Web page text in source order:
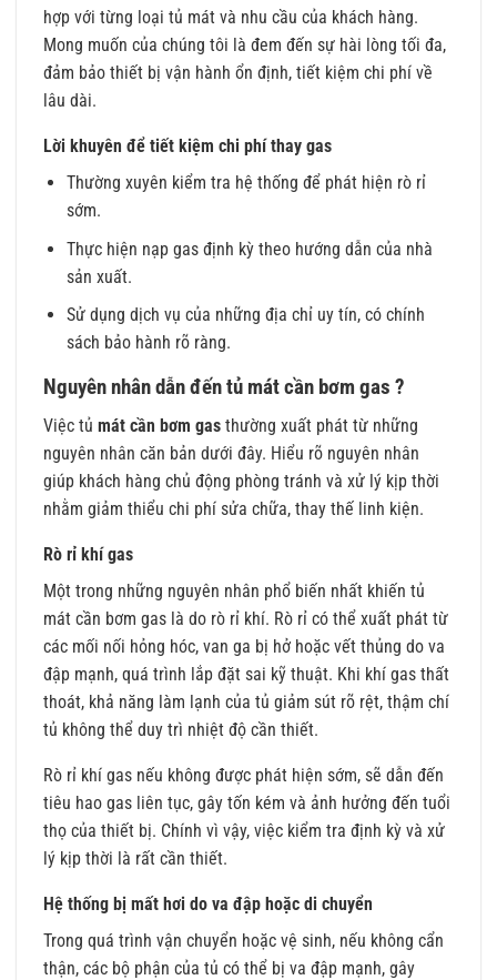
hợp với từng loại tủ mát và nhu cầu của khách hàng.
Mong muốn của chúng tôi là đem đến sự hài lòng tối đa,
đảm bảo thiết bị vận hành ổn định, tiết kiệm chi phí về
lâu dài.
Lời khuyên để tiết kiệm chi phí thay gas
Thường xuyên kiểm tra hệ thống để phát hiện rò rỉ
sớm.
Thực hiện nạp gas định kỳ theo hướng dẫn của nhà
sản xuất.
Sử dụng dịch vụ của những địa chỉ uy tín, có chính
sách bảo hành rõ ràng.
Nguyên nhân dẫn đến tủ mát cần bơm gas ?
Việc tủ mát cần bơm gas thường xuất phát từ những
nguyên nhân căn bản dưới đây. Hiểu rõ nguyên nhân
giúp khách hàng chủ động phòng tránh và xử lý kịp thời
nhằm giảm thiểu chi phí sửa chữa, thay thế linh kiện.
Rò rỉ khí gas
Một trong những nguyên nhân phổ biến nhất khiến tủ
mát cần bơm gas là do rò rỉ khí. Rò rỉ có thể xuất phát từ
các mối nối hỏng hóc, van ga bị hở hoặc vết thủng do va
đập mạnh, quá trình lắp đặt sai kỹ thuật. Khi khí gas thất
thoát, khả năng làm lạnh của tủ giảm sút rõ rệt, thậm chí
tủ không thể duy trì nhiệt độ cần thiết.
Rò rỉ khí gas nếu không được phát hiện sớm, sẽ dẫn đến
tiêu hao gas liên tục, gây tốn kém và ảnh hưởng đến tuổi
thọ của thiết bị. Chính vì vậy, việc kiểm tra định kỳ và xử
lý kịp thời là rất cần thiết.
Hệ thống bị mất hơi do va đập hoặc di chuyển
Trong quá trình vận chuyển hoặc vệ sinh, nếu không cẩn
thận, các bộ phận của tủ có thể bị va đập mạnh, gây